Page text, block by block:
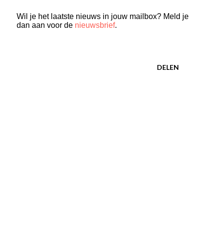
Wil je het laatste nieuws in jouw mailbox? Meld je
dan aan voor de nieuwsbrief.
DELEN